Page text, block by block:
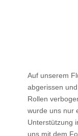
Auf unserem
abgerissen
Rollen
wurde uns nur
Unterstützung
uns mit dem